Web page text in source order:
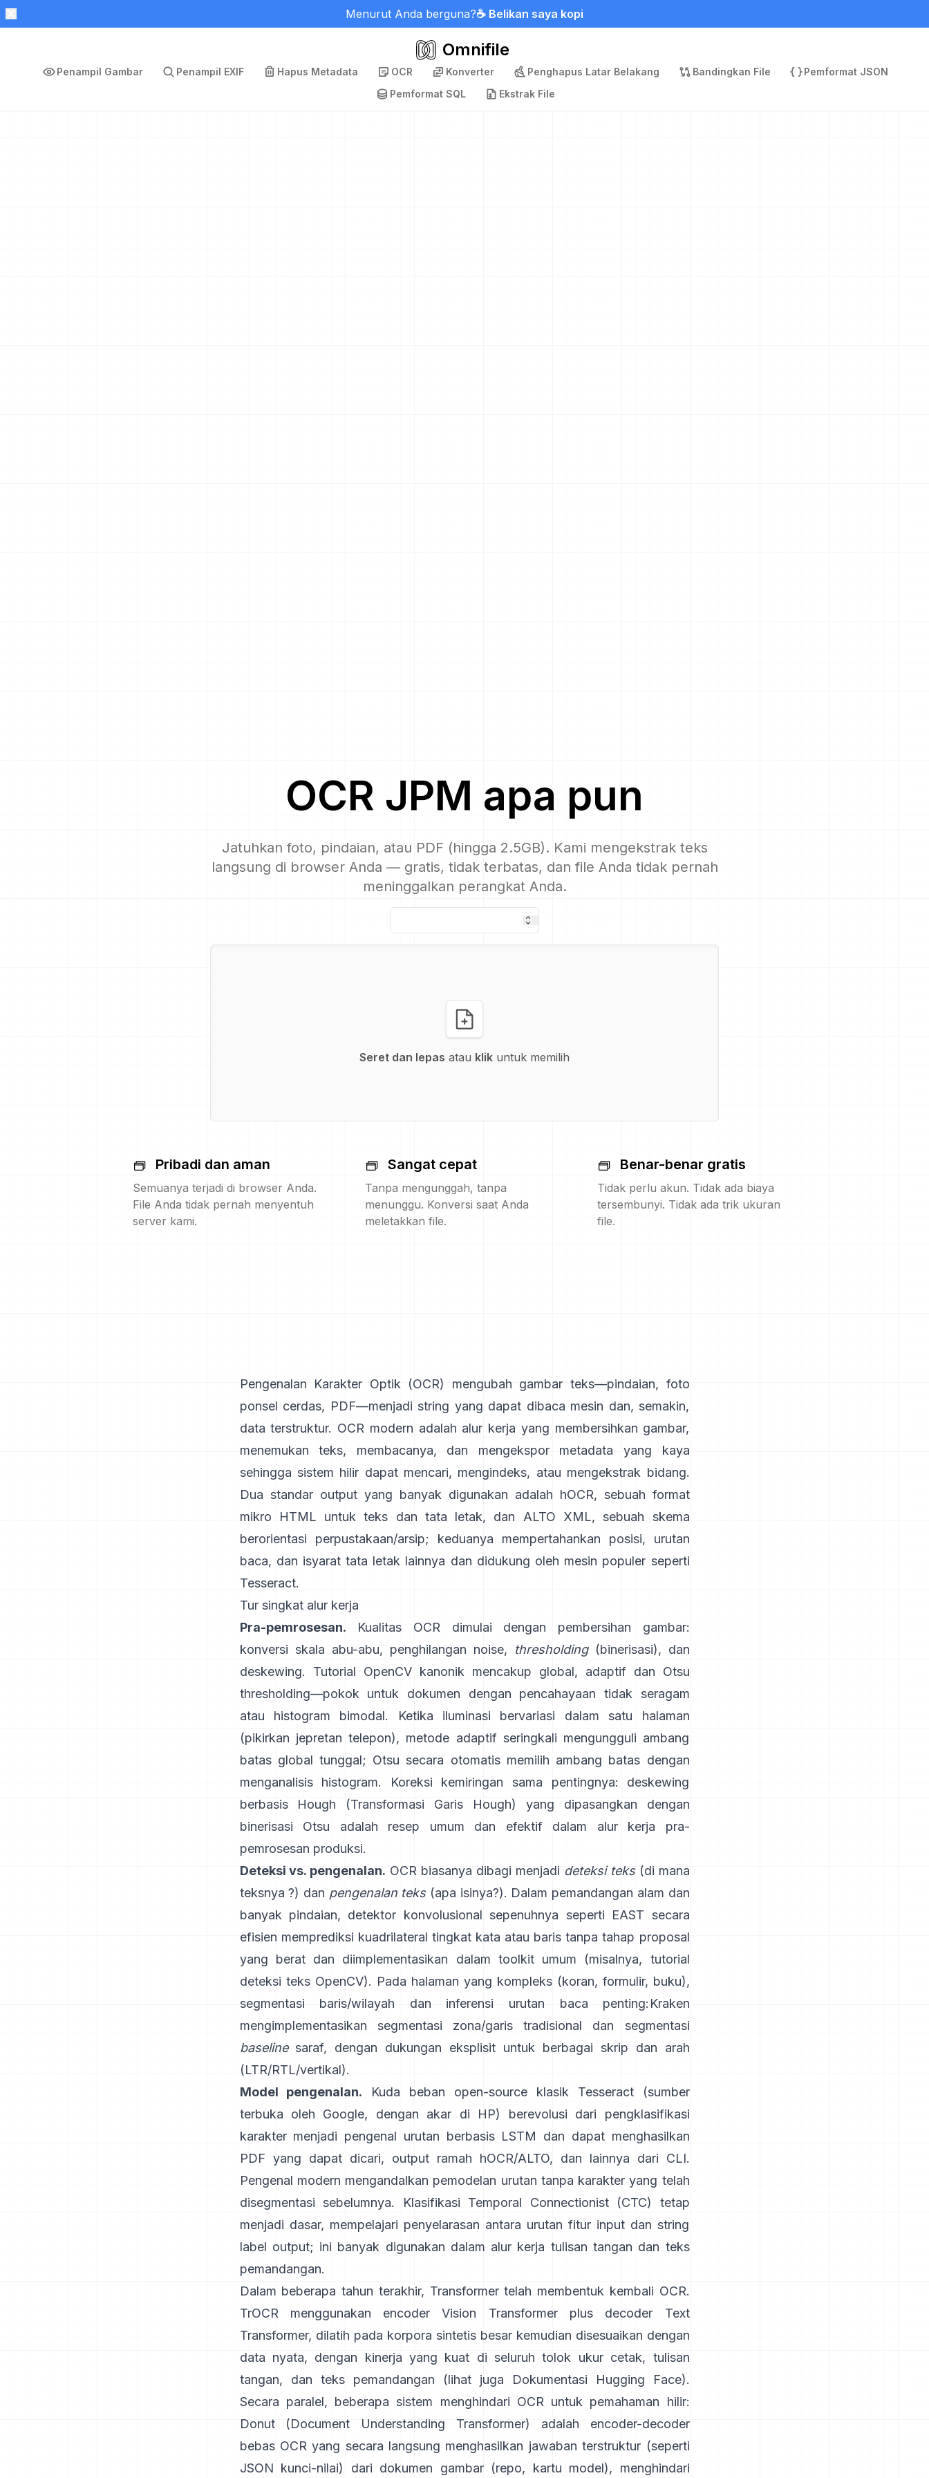
Menurut Anda berguna?☕ Belikan saya kopi
Omnifile
Penampil Gambar Penampil EXIF Hapus Metadata OCR Konverter Penghapus Latar Belakang Bandingkan File
Pemformat JSON
Pemformat SQL
Ekstrak File
OCR JPM apa pun
Jatuhkan foto, pindaian, atau PDF (hingga 2.5GB). Kami mengekstrak teks
langsung di browser Anda — gratis, tidak terbatas, dan file Anda tidak pernah
meninggalkan perangkat Anda.
Seret dan lepas atau klik untuk memilih
Pribadi dan aman
Semuanya terjadi di browser Anda.
File Anda tidak pernah menyentuh
server kami.
Sangat cepat
Tanpa mengunggah, tanpa
menunggu. Konversi saat Anda
meletakkan file.
Benar-benar gratis
Tidak perlu akun. Tidak ada biaya
tersembunyi. Tidak ada trik ukuran
file.
Pengenalan Karakter Optik (OCR) mengubah gambar teks—pindaian, foto
ponsel cerdas, PDF—menjadi string yang dapat dibaca mesin dan, semakin,
data terstruktur. OCR modern adalah alur kerja yang membersihkan gambar,
menemukan teks, membacanya, dan mengekspor metadata yang kaya
sehingga sistem hilir dapat mencari, mengindeks, atau mengekstrak bidang.
Dua standar output yang banyak digunakan adalah hOCR, sebuah format
mikro HTML untuk teks dan tata letak, dan
ALTO XML, sebuah skema
berorientasi perpustakaan/arsip; keduanya mempertahankan posisi, urutan
baca, dan isyarat tata letak lainnya dan didukung oleh mesin populer seperti
Tesseract.
Tur singkat alur kerja
Pra-pemrosesan. Kualitas OCR dimulai dengan pembersihan gambar:
konversi skala abu-abu, penghilangan noise,
thresholding(binerisasi), dan
deskewing. Tutorial OpenCV kanonik mencakup global,
adaptif dan
Otsu
thresholding—pokok untuk dokumen dengan pencahayaan tidak seragam
atau histogram bimodal. Ketika iluminasi bervariasi dalam satu halaman
(pikirkan jepretan telepon), metode adaptif seringkali mengungguli ambang
batas global tunggal; Otsu secara otomatis memilih ambang batas dengan
menganalisis histogram. Koreksi kemiringan sama pentingnya: deskewing
berbasis Hough (Transformasi Garis Hough) yang dipasangkan dengan
binerisasi Otsu adalah resep umum dan efektif dalam alur kerja pra-
pemrosesan produksi.
Deteksi vs. pengenalan. OCR biasanya dibagi menjadi deteksi teks(di mana
teksnya ?) dan pengenalan teks(apa isinya?). Dalam pemandangan alam dan
banyak pindaian, detektor konvolusional sepenuhnya seperti
EAST secara
efisien memprediksi kuadrilateral tingkat kata atau baris tanpa tahap proposal
yang berat dan diimplementasikan dalam toolkit umum (misalnya,
tutorial
deteksi teks OpenCV). Pada halaman yang kompleks (koran, formulir, buku),
segmentasi baris/wilayah dan inferensi urutan baca penting: Kraken
mengimplementasikan segmentasi zona/garis tradisional dan segmentasi
baselinesaraf, dengan dukungan eksplisit untuk berbagai skrip dan arah
(LTR/RTL/vertikal).
Model pengenalan. Kuda beban open-source klasik Tesseract
(sumber
terbuka oleh Google, dengan akar di HP) berevolusi dari pengklasifikasi
karakter menjadi pengenal urutan berbasis LSTM dan dapat menghasilkan
PDF yang dapat dicari,
output ramah hOCR/ALTO, dan lainnya dari CLI.
Pengenal modern mengandalkan pemodelan urutan tanpa karakter yang telah
disegmentasi sebelumnya.
Klasifikasi Temporal Connectionist (CTC)
tetap
menjadi dasar, mempelajari penyelarasan antara urutan fitur input dan string
label output; ini banyak digunakan dalam alur kerja tulisan tangan dan teks
pemandangan.
Dalam beberapa tahun terakhir, Transformer telah membentuk kembali OCR.
TrOCR
menggunakan encoder Vision Transformer plus decoder Text
Transformer, dilatih pada korpora sintetis besar kemudian disesuaikan dengan
data nyata, dengan kinerja yang kuat di seluruh tolok ukur cetak, tulisan
tangan, dan teks pemandangan (lihat juga
Dokumentasi Hugging Face).
Secara paralel, beberapa sistem menghindari OCR untuk pemahaman hilir:
Donut (Document Understanding Transformer)
adalah encoder-decoder
bebas OCR yang secara langsung menghasilkan jawaban terstruktur (seperti
JSON kunci-nilai) dari dokumen gambar (repo, kartu model), menghindari